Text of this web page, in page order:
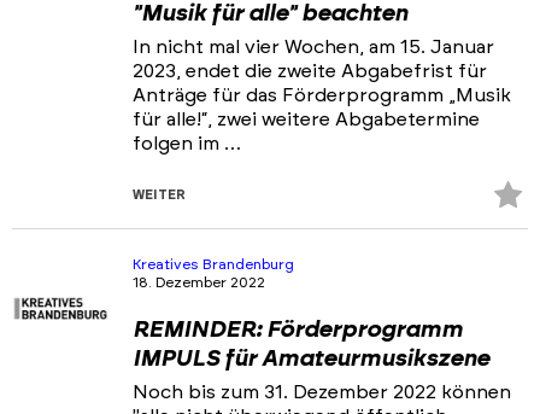
"Musik für alle" beachten
In nicht mal vier Wochen, am 15. Januar
2023, endet die zweite Abgabefrist für
Anträge für das Förderprogramm „Musik
für alle!“, zwei weitere Abgabetermine
folgen im …
WEITER
Kreatives Brandenburg
18. Dezember 2022
REMINDER: Förderprogramm
IMPULS für Amateurmusikszene
Noch bis zum 31. Dezember 2022 können